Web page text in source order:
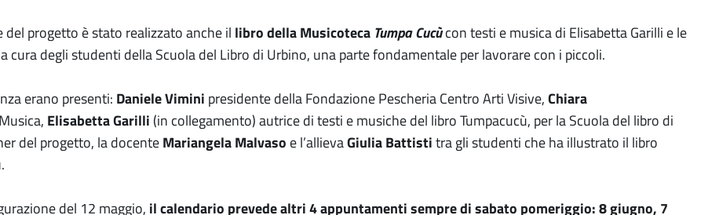
del progetto è stato realizzato anche il libro della Musicoteca Tumpa Cucùcon testi e musica di Elisabetta Garilli e le
cura degli studenti della Scuola del Libro di Urbino, una parte fondamentale per lavorare con i piccoli.
erano presenti: Daniele Vimini presidente della Fondazione Pescheria Centro Arti Visive,Chiara
Elisabetta Garilli (in collegamento) autrice di testi e musiche del libro Tumpacucù, per la Scuola del libro di
del progetto, la docenteMariangela Malvaso e l’allievaGiulia Battistitra gli studenti che ha illustrato il libro
del 12 maggio, il calendario prevede altri 4 appuntamenti sempre di sabato pomeriggio: 8 giugno, 7